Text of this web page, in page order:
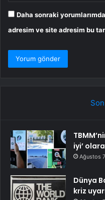
Daha sonraki
adresim ve site adresim bu
iyi’
Ağustos
Dünya
kriz